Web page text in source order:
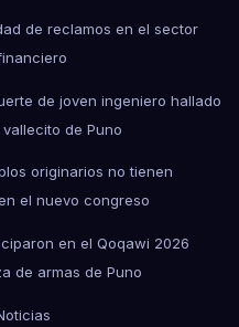
de reclamos en el sector
de joven ingeniero hallado
de Puno
originarios no tienen
el nuevo congreso
en el Qoqawi 2026
de armas de Puno